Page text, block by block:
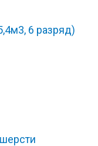
6 разряд)